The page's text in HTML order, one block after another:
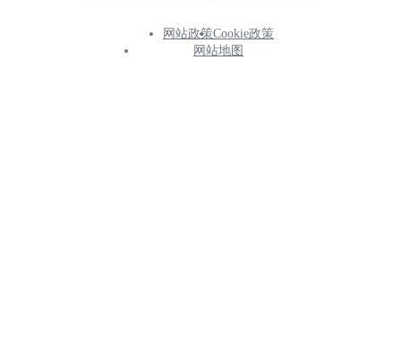
Footer
网站政策Cookie政策
网站地图